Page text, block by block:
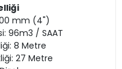
mm (4")
96m3 / SAAT
8 Metre
27 Metre